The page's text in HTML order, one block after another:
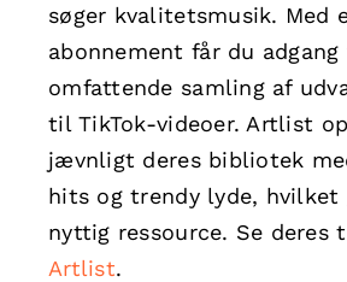
søger kvalitetsmusik. Med
abonnement får du
omfattende samling af
til TikTok-videoer. Artlist
jævnligt deres bibliotek
hits og trendy lyde,
nyttig ressource. Se deres
Artlist.